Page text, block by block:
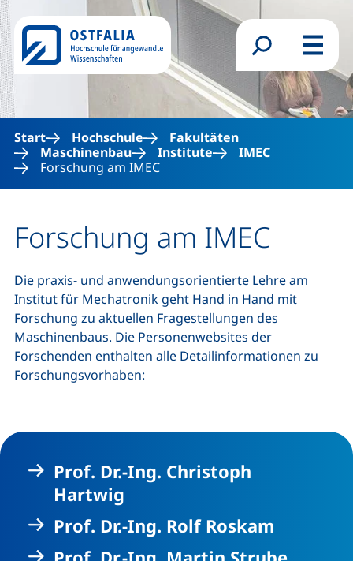
Direkt zum Inhalt
Suchformular
Menü
Start Hochschule
Fakultäten
Maschinenbau
Institute
IMEC
Forschung am IMEC
Forschung am IMEC
Die praxis- und anwendungsorientierte Lehre am
Institut für Mechatronik geht Hand in Hand mit
Forschung zu aktuellen Fragestellungen des
Maschinenbaus. Die Personenwebsites der
Forschenden enthalten alle Detailinformationen zu
Forschungsvorhaben:
Prof. Dr.-Ing. Christoph
Hartwig
Prof. Dr.-Ing. Rolf Roskam